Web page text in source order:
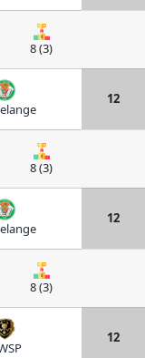
8 (3)
12
8 (3)
12
8 (3)
12